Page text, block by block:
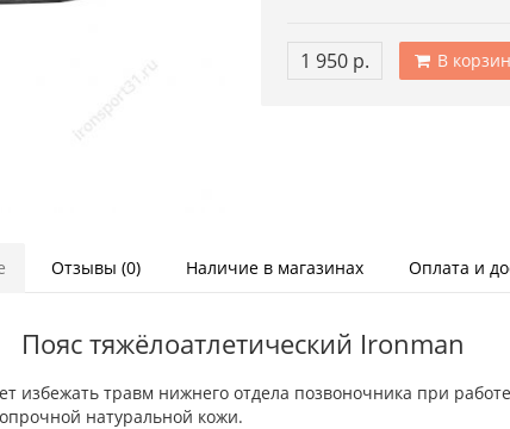
1 950 р. В
Отзывы (0) Наличие в магазинах Оплата и
Пояс тяжёлоатлетический Ironman
избежать травм нижнего отдела позвоночника при
натуральной кожи.